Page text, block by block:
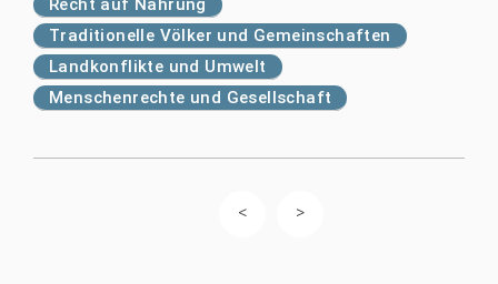
Recht auf Nahrung
Traditionelle Völker und Gemeinschaften
Landkonflikte und Umwelt
Menschenrechte und Gesellschaft